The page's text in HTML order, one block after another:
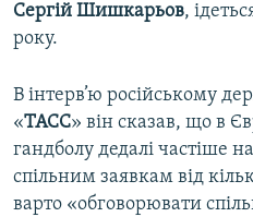
Сергій Шишкарьов,
року.
В інтерв’ю російському
«ТАСС» він сказав, що в
гандболу дедалі частіше
спільним заявкам від
варто «обговорювати